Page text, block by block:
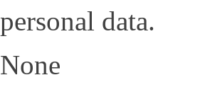
personal data.
None